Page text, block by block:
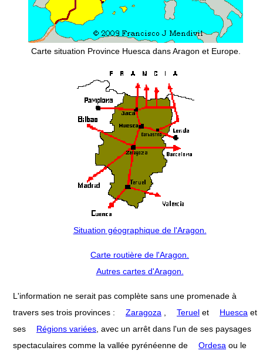
Carte situation Province Huesca dans Aragon et Europe.
Situation géographique de l'Aragon.
Carte routière de l'Aragon.
Autres cartes d'Aragon.
L'information ne serait pas complète sans une promenade à
travers ses trois provinces :
Zaragoza Teruel et Huesca et
ses
Régions variées , avec un arrêt dans l'un de ses paysages
spectaculaires comme la vallée pyrénéenne de
Ordesa ou le